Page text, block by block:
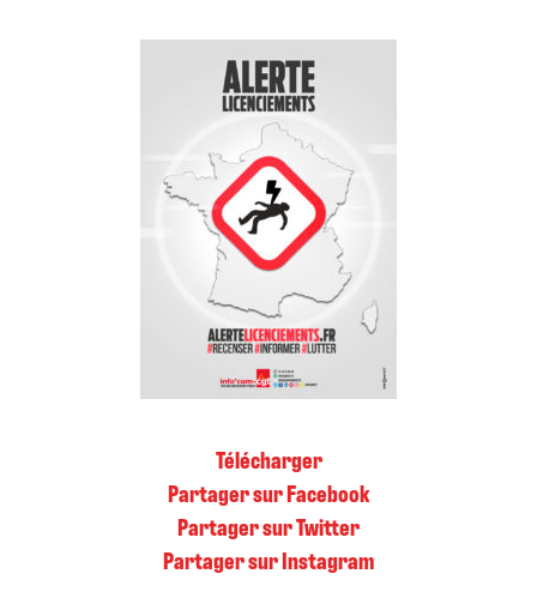
Télécharger
Partager sur Facebook
Partager sur Twitter
Partager sur Instagram